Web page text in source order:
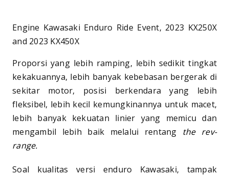
Engine Kawasaki Enduro Ride Event, 2023 KX250X
and 2023 KX450X
Proporsi yang lebih ramping, lebih sedikit tingkat
kekakuannya, lebih banyak kebebasan bergerak di
sekitar motor, posisi berkendara yang lebih
fleksibel, lebih kecil kemungkinannya untuk macet,
lebih banyak kekuatan linier yang memicu dan
mengambil lebih baik melalui rentang the rev-
range.
Soal kualitas versi enduro Kawasaki, tampak